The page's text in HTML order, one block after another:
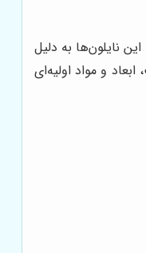
نایلون‌ها به دلیل
و مواد اولیه‌ای